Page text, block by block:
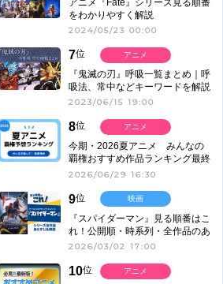
をわかりやすく解説
2024/05/23 00:00
7位
『鬼滅の刃』呼吸一覧まとめ｜呼
吸法、常中などキーワードを解説
2023/06/15 19:00
アニメ
8位
今期・2026夏アニメ みんなの
覇権おすすめ作品ランキング最終
結果発表！
2026/06/29 16:30
アニメ
9位
『スパイダーマン』見る順番はこ
れ！公開順・時系列・全作品のあ
らすじをまとめました
2026/03/02 17:00
映画
10位
アニメ